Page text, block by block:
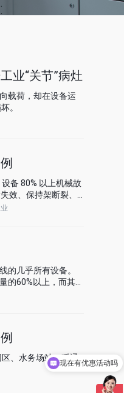
业“关节”病灶
载荷，却在设备运
。
备 80% 以上机械故
效、保持架断裂、
的几乎所有设备。
的60%以上，而其故
、水务场站、暖通
现在有优惠活动吗